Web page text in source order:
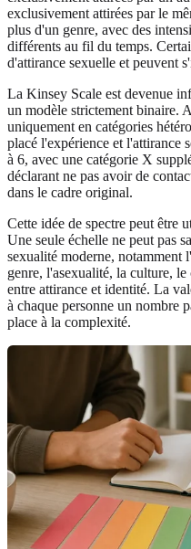
exclusivement attirées par le
plus d'un genre, avec des
différents au fil du temps.
d'attirance sexuelle et peuvent
La Kinsey Scale est devenue
un modèle strictement binaire.
uniquement en catégories
placé l'expérience et l'attirance
à 6, avec une catégorie X
déclarant ne pas avoir de
dans le cadre original.
Cette idée de spectre peut être
Une seule échelle ne peut pas
sexualité moderne, notamment
genre, l'asexualité, la culture,
entre attirance et identité. La
à chaque personne un nombre
place à la complexité.